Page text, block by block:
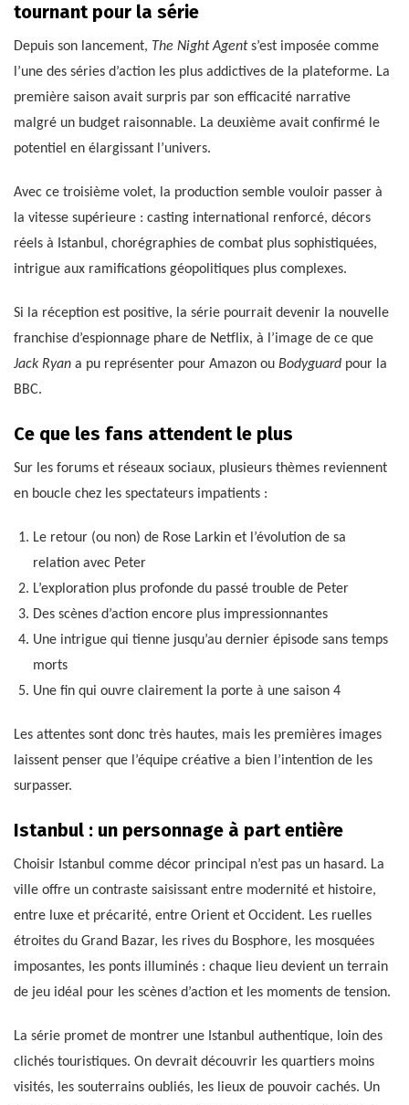
tournant pour la série
Depuis son lancement, The Night Agents’est imposée comme
l’une des séries d’action les plus addictives de la plateforme. La
première saison avait surpris par son efficacité narrative
malgré un budget raisonnable. La deuxième avait confirmé le
potentiel en élargissant l’univers.
Avec ce troisième volet, la production semble vouloir passer à
la vitesse supérieure : casting international renforcé, décors
réels à Istanbul, chorégraphies de combat plus sophistiquées,
intrigue aux ramifications géopolitiques plus complexes.
Si la réception est positive, la série pourrait devenir la nouvelle
franchise d’espionnage phare de Netflix, à l’image de ce que
Jack Ryan a pu représenter pour Amazon ou Bodyguard pour la
BBC.
Ce que les fans attendent le plus
Sur les forums et réseaux sociaux, plusieurs thèmes reviennent
en boucle chez les spectateurs impatients :
Le retour (ou non) de Rose Larkin et l’évolution de sa
relation avec Peter
L’exploration plus profonde du passé trouble de Peter
Des scènes d’action encore plus impressionnantes
Une intrigue qui tienne jusqu’au dernier épisode sans temps
morts
Une fin qui ouvre clairement la porte à une saison 4
Les attentes sont donc très hautes, mais les premières images
laissent penser que l’équipe créative a bien l’intention de les
surpasser.
Istanbul : un personnage à part entière
Choisir Istanbul comme décor principal n’est pas un hasard. La
ville offre un contraste saisissant entre modernité et histoire,
entre luxe et précarité, entre Orient et Occident. Les ruelles
étroites du Grand Bazar, les rives du Bosphore, les mosquées
imposantes, les ponts illuminés : chaque lieu devient un terrain
de jeu idéal pour les scènes d’action et les moments de tension.
La série promet de montrer une Istanbul authentique, loin des
clichés touristiques. On devrait découvrir les quartiers moins
visités, les souterrains oubliés, les lieux de pouvoir cachés. Un